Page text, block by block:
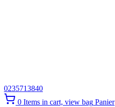
0235713840
0 Items in cart, view bag Panier